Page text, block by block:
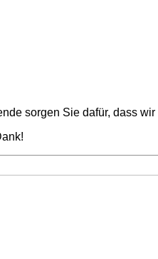
sorgen Sie dafür, dass